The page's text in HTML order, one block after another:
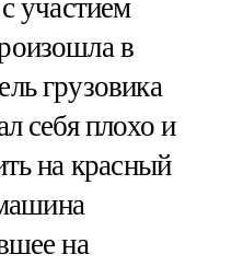
участием
в
грузовика
себя плохо и
на красный
на